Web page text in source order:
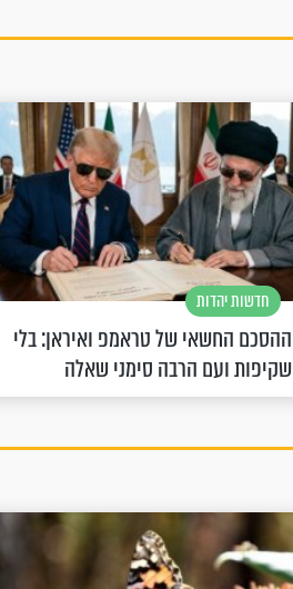
חדשות יהדות
ההסכם החשאי של טראמפ ואיראן: בלי
שקיפות ועם הרבה סימני שאלה